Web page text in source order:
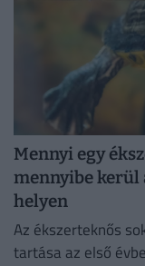
Mennyi egy
mennyibe kerül
helyen
Az ékszerteknős
tartása az első